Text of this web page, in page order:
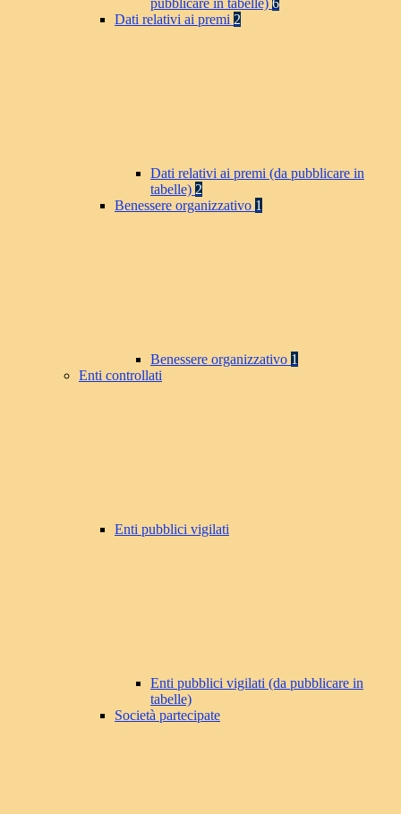
pubblicare in tabelle) 6
Dati relativi ai premi 2
Dati relativi ai premi (da pubblicare in
tabelle) 2
Benessere organizzativo 1
Benessere organizzativo 1
Enti controllati
Enti pubblici vigilati
Enti pubblici vigilati (da pubblicare in
tabelle)
Società partecipate